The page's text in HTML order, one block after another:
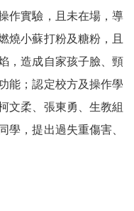
作實驗，且未在場，導
燒小蘇打粉及糖粉，且
，造成自家孩子臉、頸
能；認定校方及操作學
文柔、張東勇、生教組
學，提出過失重傷害、